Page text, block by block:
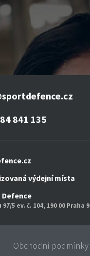
výdejní místa
97/5 ev. č. 104, 190 00 Praha 9
841 135
Obchodní podmínky